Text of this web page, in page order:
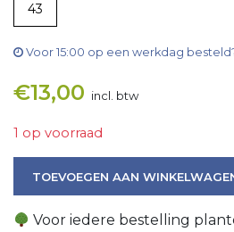
43
Voor 15:00 op een werkdag
€13,00 incl. btw
1 op voorraad
TOEVOEGEN AAN
Voor iedere bestelling